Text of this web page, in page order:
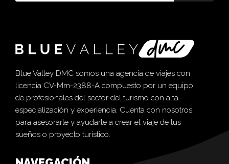
Blue Valley DMC somos una agencia de viajes con
licencia CV-Mm-2388-A compuesto por un equipo
de profesionales del sector del turismo con alta
especialización y experiencia. Cuenta con nosotros
para asesorarte y ayudarte a crear el viaje de tus
sueños o proyecto turístico.